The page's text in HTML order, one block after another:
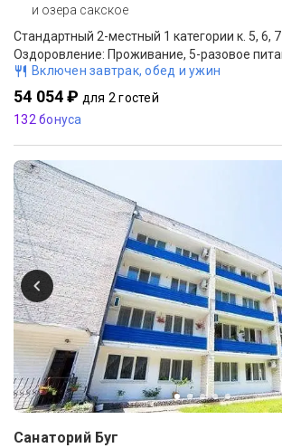
и озера сакское
Стандартный 2-местный 1 категории к. 5, 6, 7
Включен завтрак, обед и ужин
54 054 ₽ для 2 гостей
132 бонуса
Санаторий Буг